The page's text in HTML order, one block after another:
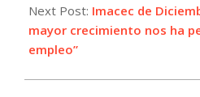
Next Post: Imacec de
mayor crecimiento nos ha
empleo”